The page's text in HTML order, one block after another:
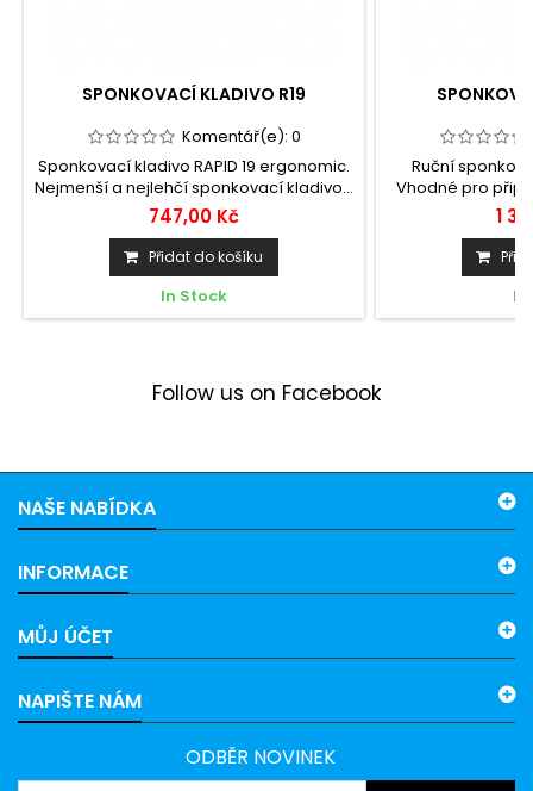
SPONKOVACÍ KLADIVO R19
Komentář(e): 0
Sponkovací kladivo RAPID 19 ergonomic.
Nejmenší a nejlehčí sponkovací kladivo...
747,00 Kč
Přidat do košíku
In Stock
Ruční
Vhodné pro
1
In
Follow us on Facebook
NAŠE NABÍDKA
INFORMACE
MŮJ ÚČET
NAPIŠTE NÁM
ODBĚR NOVINEK